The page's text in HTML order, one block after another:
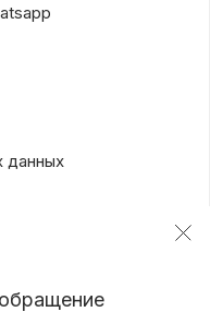
данных